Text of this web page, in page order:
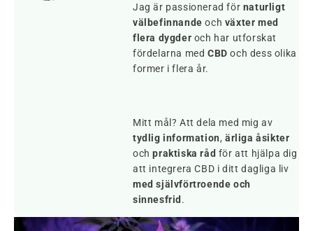
Jag är passionerad för naturligt
välbefinnande och växter med
flera dygder och har utforskat
fördelarna med CBD och dess olika
former i flera år.
Mitt mål? Att dela med mig av
tydlig information,ärliga åsikter
ochpraktiska råd för att hjälpa dig
att integrera CBD i ditt dagliga liv
med självförtroende och
sinnesfrid .